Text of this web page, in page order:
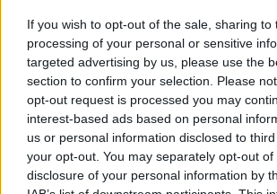
If you wish to opt-out of the sale, sharing to
processing of your personal or sensitive
targeted advertising by us, please use the
section to confirm your selection. Please
opt-out request is processed you may
interest-based ads based on personal
us or personal information disclosed to
your opt-out. You may separately opt-out
disclosure of your personal information by
Το FIAT 500 Hybrid τώρα από
18.990 ευρώ
2028
18η συνεχόμενη χρονιά για τον ΟΤΕ στη διεθνή
FTSE4Good